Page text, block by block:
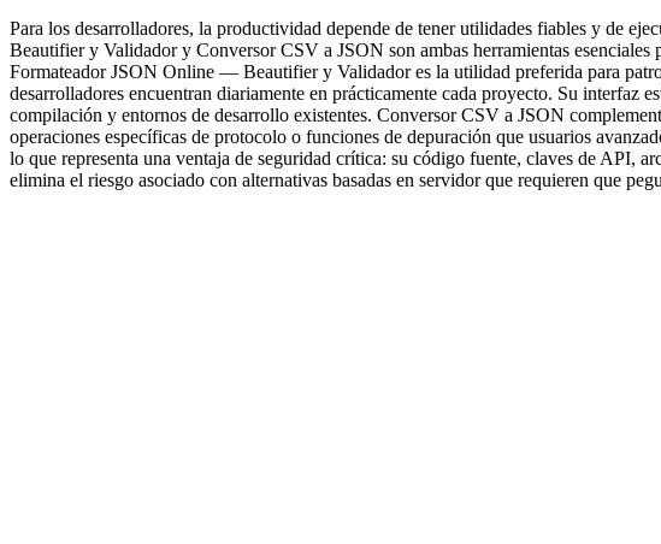
Para los desarrolladores, la productividad depende de tener utilidades fiables y de
Beautifier y Validador y Conversor CSV a JSON son ambas herramientas
Formateador JSON Online — Beautifier y Validador es la utilidad preferida para
desarrolladores encuentran diariamente en prácticamente cada proyecto. Su
compilación y entornos de desarrollo existentes. Conversor CSV a JSON
operaciones específicas de protocolo o funciones de depuración que usuarios
lo que representa una ventaja de seguridad crítica: su código fuente, claves de API,
elimina el riesgo asociado con alternativas basadas en servidor que requieren que